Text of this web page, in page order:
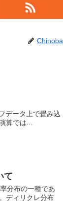
Chinoba
データ上で畳み込
算では...
て
分布の一種であ
ディリクレ分布